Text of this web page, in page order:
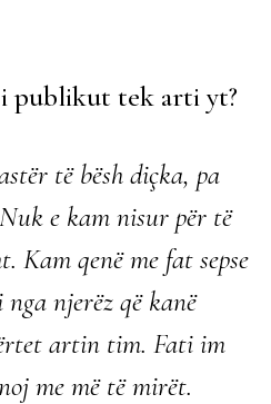
publikut tek arti yt?
të bësh diçka, pa
e kam nisur për të
Kam qenë me fat sepse
njerëz që kanë
artin tim. Fati im
me më të mirët.